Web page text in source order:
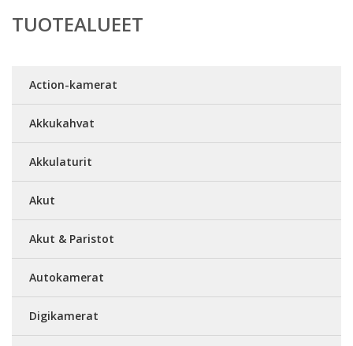
TUOTEALUEET
Action-kamerat
Akkukahvat
Akkulaturit
Akut
Akut & Paristot
Autokamerat
Digikamerat